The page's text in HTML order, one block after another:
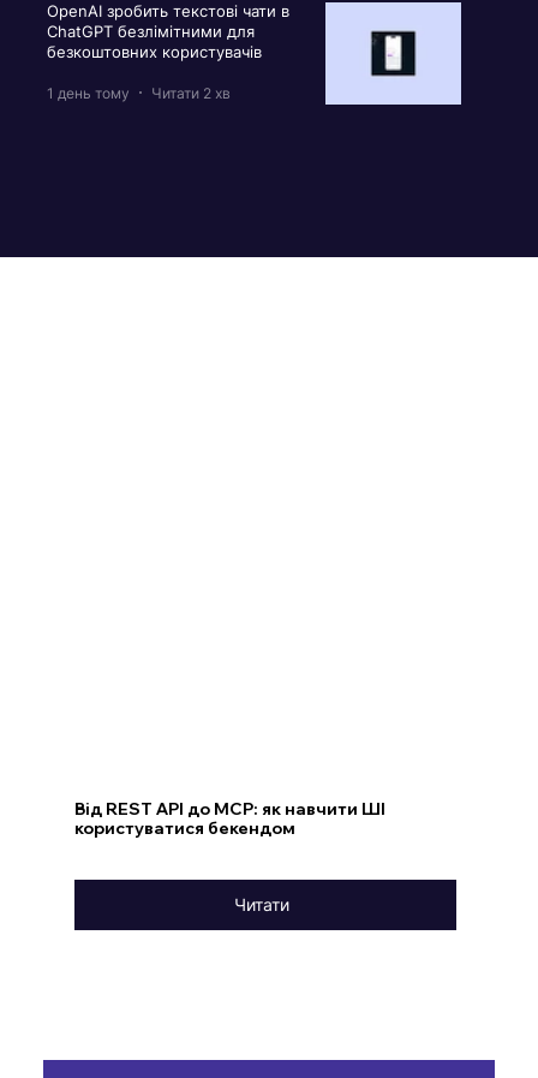
Від REST API до MCP: як навчити ШІ
користуватися бекендом
Читати
OpenAI зробить текстові чати в
ChatGPT безлімітними для
безкоштовних користувачів
1 день тому Читати 2 хв